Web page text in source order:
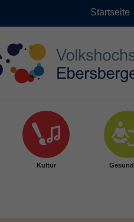
Startseite
Kultur